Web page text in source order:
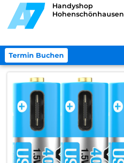
Handyshop
Hohenschönhausen
Termin Buchen